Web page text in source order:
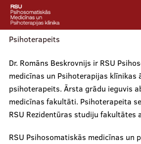
Pārlekt
galveno
saturu
English
Latviski
Meklēt Mobile
augšējā
izvēlne
Jautājumi un atbildes
Privātuma politika
Vides pieejamība
Piesakies jaunumiem
Psihoterapeits
Dr. Romāns Beskrovnijs ir RSU
medicīnas un Psihoterapijas klīnikas
psihoterapeits. Ārsta grādu ieguvis
medicīnas fakultāti. Psihoterapeita
RSU Rezidentūras studiju fakultātes
RSU Psihosomatiskās medicīnas un